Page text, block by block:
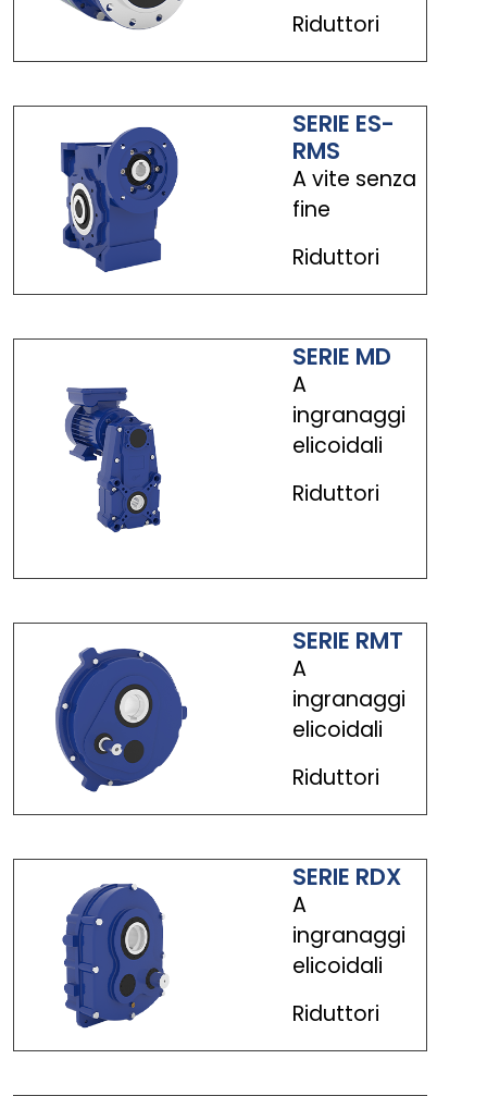
Riduttori
SERIE ES-
RMS
A vite senza
fine
Riduttori
SERIE MD
A
ingranaggi
elicoidali
Riduttori
SERIE RMT
A
ingranaggi
elicoidali
Riduttori
SERIE RDX
A
ingranaggi
elicoidali
Riduttori